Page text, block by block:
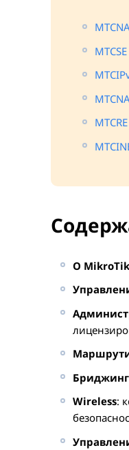
О MikroTik
Бриджинг
Wireless: